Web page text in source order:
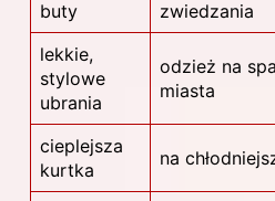
buty
zwiedzania
lekkie,
stylowe
ubrania
odzież na
miasta
cieplejsza
kurtka
na